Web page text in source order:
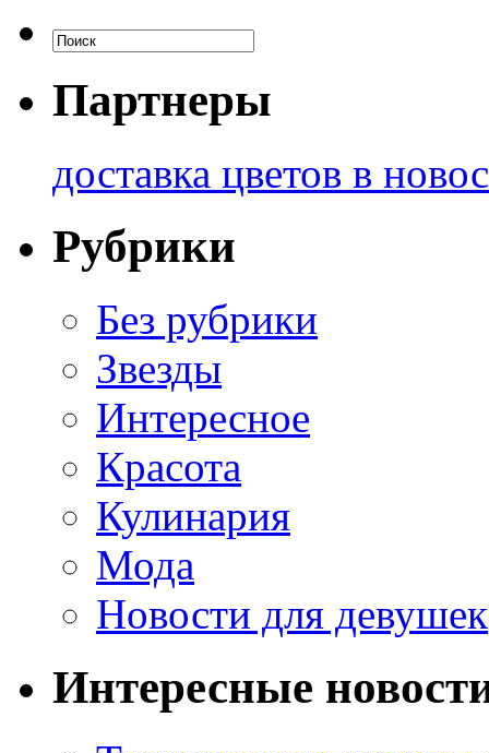
Партнеры
доставка цветов в
Рубрики
Без рубрики
Звезды
Интересное
Красота
Кулинария
Мода
Новости для девушек
Интересные